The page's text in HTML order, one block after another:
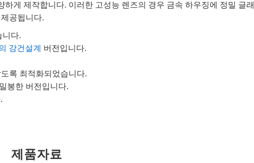
게 제작합니다. 이러한 고성능 렌즈의 경우 금속 하우징에 정밀 글
공됩니다.
니다.
강건설계 버전입니다.
록 최적화되었습니다.
봉한 버전입니다.
제품자료